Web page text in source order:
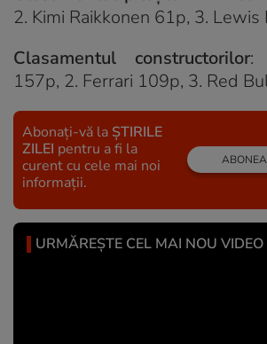
2. Kimi Raikkonen 61p, 3.
Clasamentul constructorilor:
157p, 2. Ferrari 109p, 3. Red
Abonați-vă la ȘTIRILE
ZILEI pentru a fi la
curent cu cele mai noi
informații.
URMĂREȘTE CEL MAI NOU VIDEO